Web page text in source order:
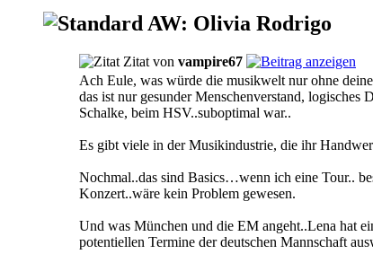
AW: Olivia Rodrigo
Zitat von vampire67
Ach Eule, was würde die musikwelt nur ohne
das ist nur gesunder Menschenverstand,
Schalke, beim HSV..suboptimal war..
Es gibt viele in der Musikindustrie, die ihr
Nochmal..das sind Basics…wenn ich eine Tour..
Konzert..wäre kein Problem gewesen.
Und was München und die EM angeht..Lena hat
potentiellen Termine der deutschen Mannschaft